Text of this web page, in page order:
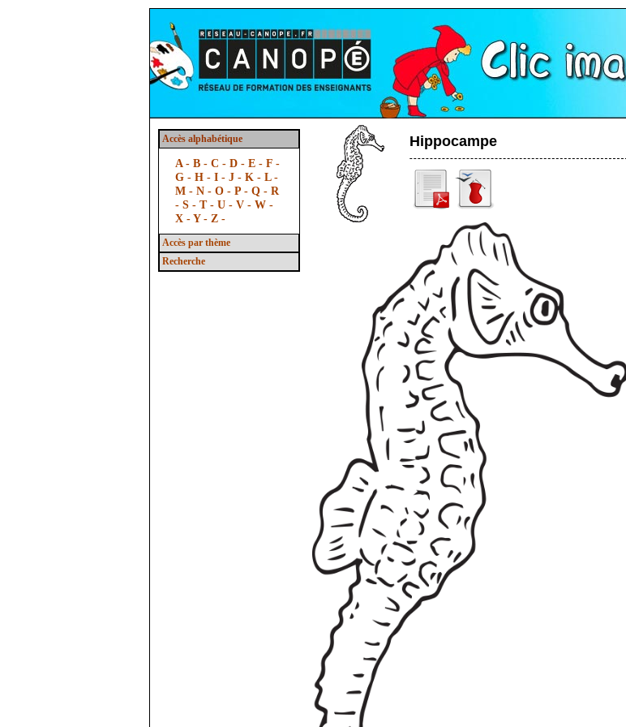
Accès alphabétique
A - B - C - D - E - F -
G - H - I - J - K - L -
M - N - O - P - Q - R
- S - T - U - V - W -
X -Y - Z -
Accès par thème
Recherche
Hippocampe